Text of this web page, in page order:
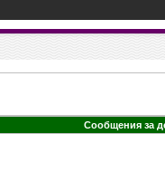
Сообщения за